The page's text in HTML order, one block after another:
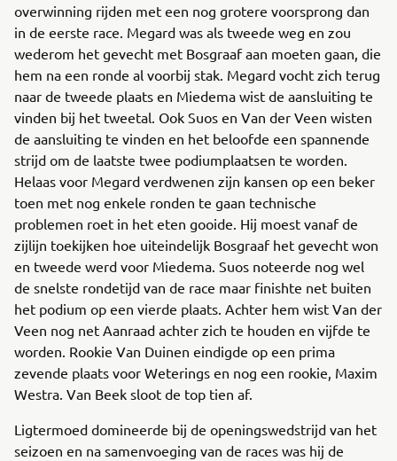
overwinning rijden met een nog grotere voorsprong dan
in de eerste race. Megard was als tweede weg en zou
wederom het gevecht met Bosgraaf aan moeten gaan, die
hem na een ronde al voorbij stak. Megard vocht zich terug
naar de tweede plaats en Miedema wist de aansluiting te
vinden bij het tweetal. Ook Suos en Van der Veen wisten
de aansluiting te vinden en het beloofde een spannende
strijd om de laatste twee podiumplaatsen te worden.
Helaas voor Megard verdwenen zijn kansen op een beker
toen met nog enkele ronden te gaan technische
problemen roet in het eten gooide. Hij moest vanaf de
zijlijn toekijken hoe uiteindelijk Bosgraaf het gevecht won
en tweede werd voor Miedema. Suos noteerde nog wel
de snelste rondetijd van de race maar finishte net buiten
het podium op een vierde plaats. Achter hem wist Van der
Veen nog net Aanraad achter zich te houden en vijfde te
worden. Rookie Van Duinen eindigde op een prima
zevende plaats voor Weterings en nog een rookie, Maxim
Westra. Van Beek sloot de top tien af.
Ligtermoed domineerde bij de openingswedstrijd van het
seizoen en na samenvoeging van de races was hij de